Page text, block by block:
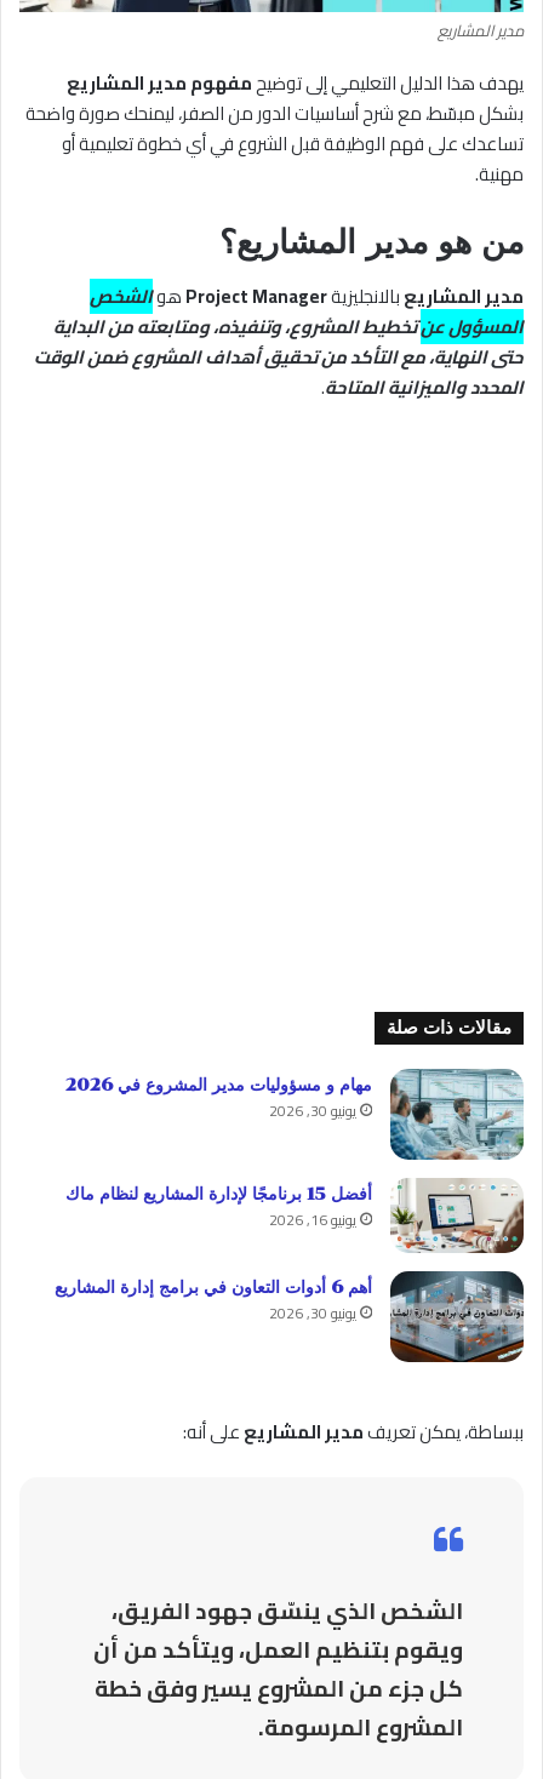
مدير المشاريع
يهدف هذا الدليل التعليمي إلى توضيحمفهوم مدير المشاريع
بشكل مبسّط، مع شرح أساسيات الدور من الصفر، ليمنحك صورة واضحة
تساعدك على فهم الوظيفة قبل الشروع في أي خطوة تعليمية أو
مهنية.
من هو مدير المشاريع؟
مدير المشاريعبالانجليزيةProject Managerهوالشخص
المسؤول عنتخطيط المشروع، وتنفيذه، ومتابعته من البداية
حتى النهاية، مع التأكد من تحقيق أهداف المشروع ضمن الوقت
المحدد والميزانية المتاحة.
مقالات ذات صلة
مهام و مسؤوليات مدير المشروع في 2026
يونيو 30, 2026
أفضل 15 برنامجًا لإدارة المشاريع لنظام ماك
يونيو 16, 2026
أهم 6 أدوات التعاون في برامج إدارة المشاريع
يونيو 30, 2026
ببساطة، يمكن تعريفمدير المشاريععلى أنه:
الشخص الذي ينسّق جهود الفريق،
ويقوم بتنظيم العمل، ويتأكد من أن
كل جزء من المشروع يسير وفق خطة
المشروع المرسومة.